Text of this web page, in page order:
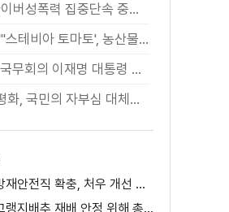
'26년 사이버성폭력 집중단속 중간성과 발표···향후 추진계획은?
식약처, "'스테비아 토마토', 농산물 아닌 가공식품"
제34회 국무회의 이재명 대통령 모두발언
나라의 평화, 국민의 자부심 대체불가 대한민국 이재명 대통령 모두말씀
행안부 "방재안전직 확충, 처우 개선 등 위한 제도개선 추진"
농식부 "고랭지배추 재배 안정 위해 총력···배추가격 점차 안정세"